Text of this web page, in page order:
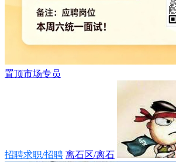
置顶市场专员
招聘求职/招聘 离石区/离石